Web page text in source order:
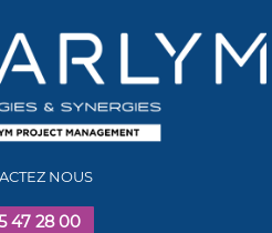
NOUS
47 28 00